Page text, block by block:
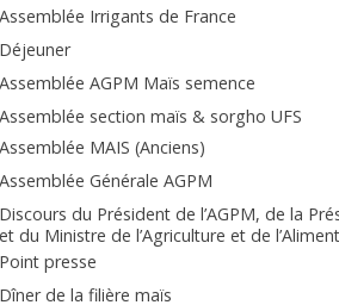
Assemblée Irrigants de France
Déjeuner
Assemblée AGPM Maïs semence
Assemblée section maïs & sorgho UFS
Assemblée MAIS (Anciens)
Assemblée Générale AGPM
Discours du Président de l’AGPM, de la
et du Ministre de l’Agriculture et de
Point presse
Dîner de la filière maïs